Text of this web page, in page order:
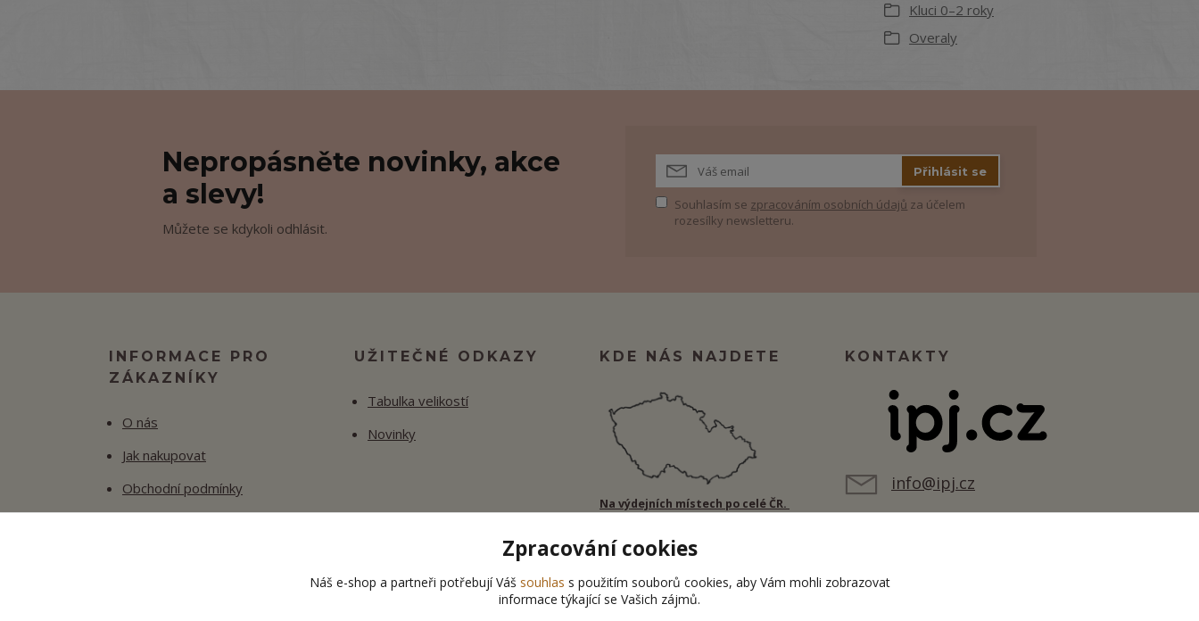
Kluci 0–2 roky
Overaly
Nepropásněte novinky, akce
a slevy!
Můžete se kdykoli odhlásit.
Přihlásit se
Souhlasím se zpracováním osobních údajů za účelem
rozesílky newsletteru.
INFORMACE PRO
ZÁKAZNÍKY
O nás
Jak nakupovat
Obchodní podmínky
UŽITEČNÉ ODKAZY
Tabulka velikostí
Novinky
KDE NÁS NAJDETE
Na výdejních místech po celé ČR.
KONTAKTY
info@ipj.cz
Zpracování cookies
Náš e-shop a partneři potřebují Váš souhlas s použitím souborů cookies, aby Vám mohli zobrazovat
informace týkající se Vašich zájmů.